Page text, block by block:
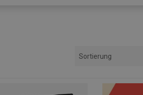
Sortierung